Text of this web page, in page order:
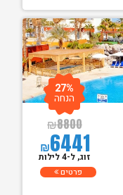
₪8800
₪6441
27%
הנחה
זוג, ל-4 לילות
פרטים